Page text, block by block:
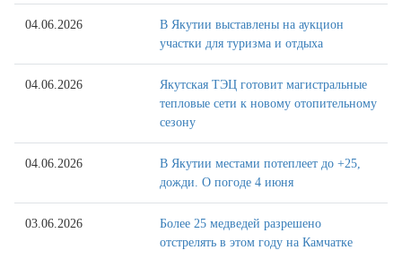
04.06.2026
В Якутии выставлены на аукцион
участки для туризма и отдыха
04.06.2026
Якутская ТЭЦ готовит магистральные
тепловые сети к новому отопительному
сезону
04.06.2026
В Якутии местами потеплеет до +25,
дожди. О погоде 4 июня
03.06.2026
Более 25 медведей разрешено
отстрелять в этом году на Камчатке